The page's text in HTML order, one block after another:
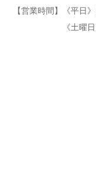
【営業時間】《平日
《土曜日》